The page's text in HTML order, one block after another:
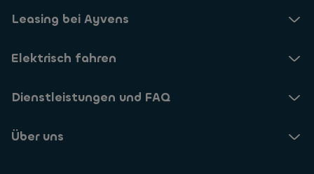
Leasing bei Ayvens
Elektrisch fahren
Dienstleistungen und FAQ
Über uns